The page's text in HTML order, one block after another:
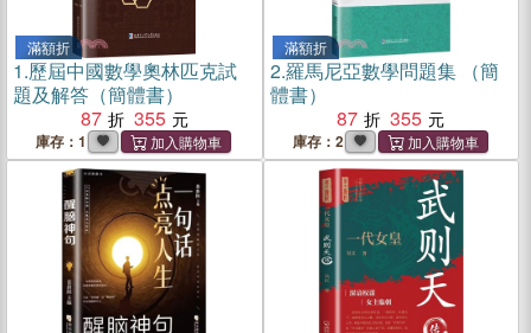
滿額折
1.歷屆中國數學奧林匹克試
題及解答（簡體書）
87
355
庫存：1
滿額折
2.羅馬尼亞數學問題集 （簡
體書）
87
355
庫存：2